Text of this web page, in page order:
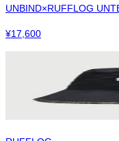
UNBIND×RUFFLOG
¥17,600